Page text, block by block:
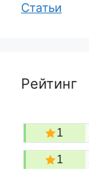
Статьи
Рейтинг
1
1